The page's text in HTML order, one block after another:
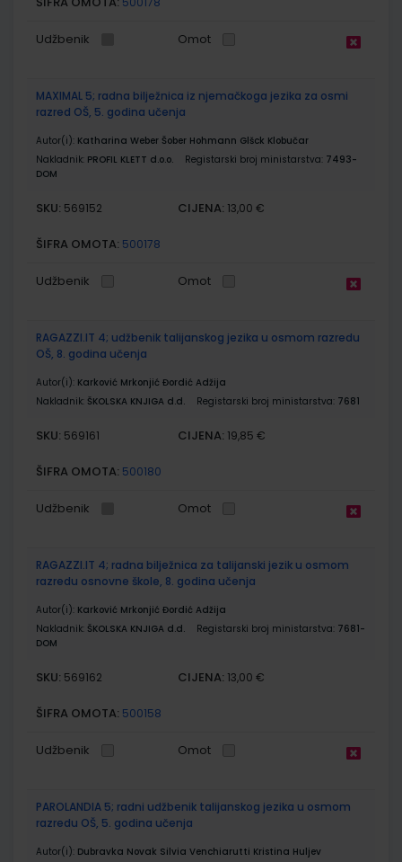
Udžbenik Omot
MAXIMAL 5; radna bilježnica iz njemačkoga jezika za osmi
razred OŠ, 5. godina učenja
Autor(i): Katharina Weber Šober Hohmann Glšck Klobučar
Nakladnik: PROFIL KLETT d.o.o. Registarski broj ministarstva: 7493-
DOM
SKU: 569152 CIJENA: 13,00 €
ŠIFRA OMOTA: 500178
Udžbenik Omot
RAGAZZI.IT 4; udžbenik talijanskog jezika u osmom razredu
OŠ, 8. godina učenja
Autor(i): Karković Mrkonjić Đordić Adžija
Nakladnik: ŠKOLSKA KNJIGA d.d. Registarski broj ministarstva: 7681
SKU: 569161 CIJENA: 19,85 €
ŠIFRA OMOTA: 500180
Udžbenik Omot
RAGAZZI.IT 4; radna bilježnica za talijanski jezik u osmom
razredu osnovne škole, 8. godina učenja
Autor(i): Karković Mrkonjić Đordić Adžija
Nakladnik: ŠKOLSKA KNJIGA d.d. Registarski broj ministarstva: 7681-
DOM
SKU: 569162 CIJENA: 13,00 €
ŠIFRA OMOTA: 500158
Udžbenik Omot
PAROLANDIA 5; radni udžbenik talijanskog jezika u osmom
razredu OŠ, 5. godina učenja
Autor(i): Dubravka Novak Silvia Venchiarutti Kristina Huljev